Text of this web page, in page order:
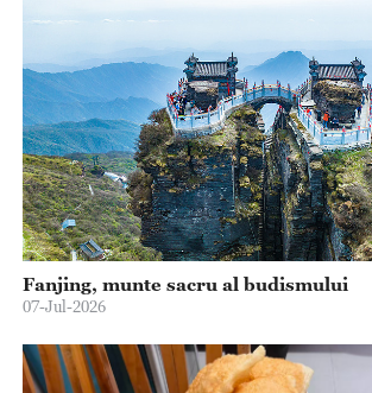
Fanjing, munte sacru al budismului
07-Jul-2026